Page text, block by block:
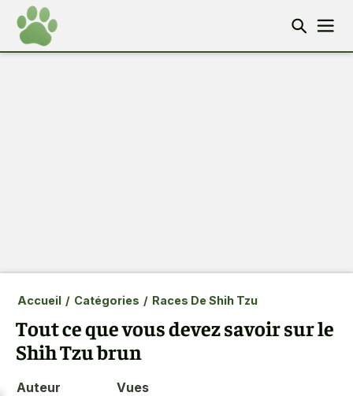
Accueil / Catégories / Races De Shih Tzu
Tout ce que vous devez savoir sur le
Shih Tzu brun
Auteur
Vues